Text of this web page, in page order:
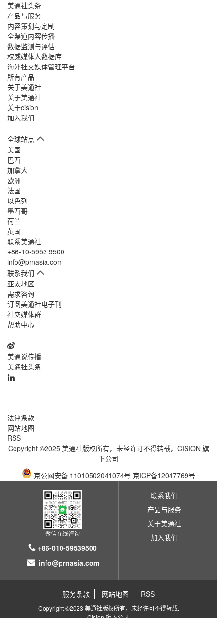
美通社头条
产品与服务
内容策划与定制
全渠道内容传播
数据监测与评估
权威媒体人数据库
海外社交媒体管理平台
所有产品
关于美通社
关于美通社
关于cision
加入我们
全球站点
美国
巴西
加拿大
欧洲
法国
以色列
墨西哥
荷兰
英国
联系美通社
+86-10-5953 9500
info@prnasia.com
联系我们
亚太地区
需求咨询
订阅美通社电子刊
社交媒体群
帮助中心
美通说传播
美通社头条
法律条款
网站地图
RSS
Copyright ©2025 美通社版权所有，未经许可不得转载， CISION 旗
下公司
京公网安备 11010502041074号 京ICP备12047769号
微信在线咨询
+86-010-59539500
info@prnasia.com
联系我们
产品与服务
关于美通社
加入我们
服务条款 网站地图 RSS
Copyright ©2023 美通社版权所有，未经许可不得转载.